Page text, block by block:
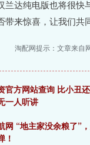
达纯电版也将很快
来惊喜，让我们共
淘配网提示：文章来自
官方网站查询 比小丑
一人听讲
网 “地主家没余粮了”
！